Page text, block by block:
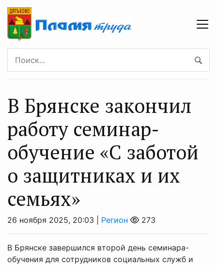
В Брянске закончил
работу семинар-
обучение «С заботой
о защитниках и их
семьях»
26 ноября 2025, 20:03 | Регион 273
В Брянске завершился второй день семинара-
обучения для сотрудников социальных служб и